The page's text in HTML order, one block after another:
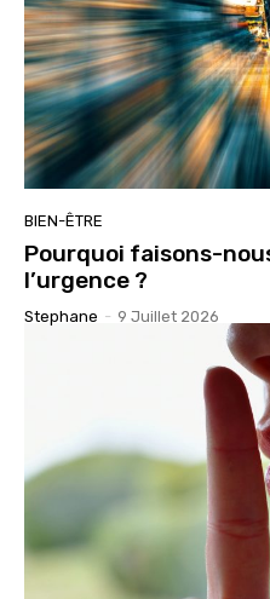
BIEN-ÊTRE
Pourquoi faisons-
l’urgence ?
Stephane - 9 Juillet 2026